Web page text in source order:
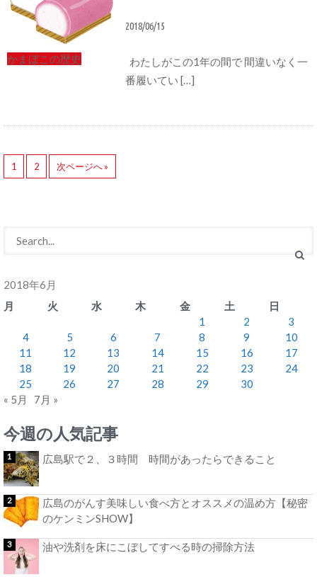
かまぼこの歴史
2018/06/15
わたしがこの1年の間で 間違いなく一
番履いてい […]
1 2 次ページへ »
2018年6月
月
火 水 木 金 土
日
1
2
3
4
5 6 7 8 9
10
11
12 13 14 15 16
17
18
19 20 21 22 23
24
25
26 27 28 29
30
« 5月
7月 »
今週の人気記事
広島駅で２、３時間 時間があったらできること
広島のがんす美味しい食べ方とオススメの温め方【秘密
のケンミンSHOW】
油や洗剤を床にこぼしてすべる時の掃除方法